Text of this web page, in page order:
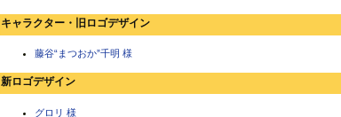
キャラクター・旧ロゴデザイン
藤谷“まつおか”千明 様
新ロゴデザイン
グロリ 様